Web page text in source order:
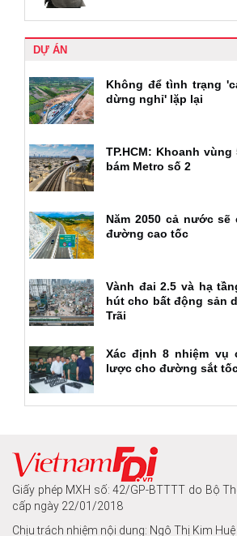
DỰ ÁN
Không để tình trạng
dừng nghỉ' lặp lại
TP.HCM: Khoanh
bám Metro số 2
Năm 2050 cả nước sẽ
đường cao tốc
Vành đai 2.5 và hạ
hút cho bất động sản
Trãi
Xác định 8 nhiệm vụ
lược cho đường sắt
Giấy phép MXH số: 42/GP-BTTTT do Bộ
cấp ngày 22/01/2018
Chịu trách nhiệm nội dung: Ngô Thị Kim Huệ